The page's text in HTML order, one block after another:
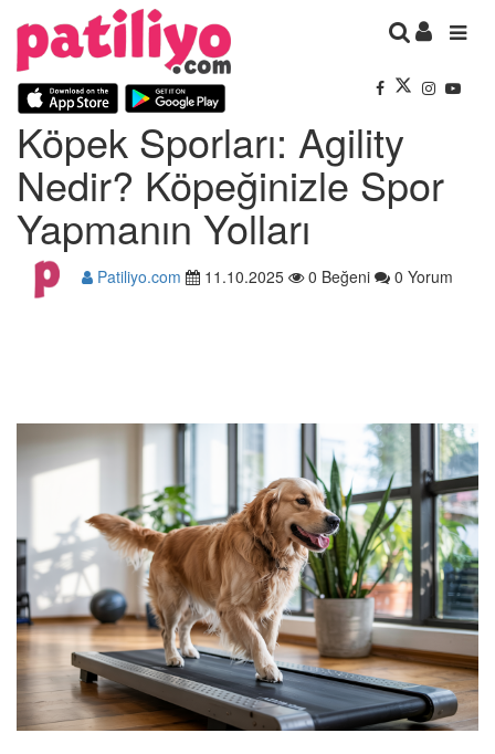
Köpek Sporları: Agility
Nedir? Köpeğinizle Spor
Yapmanın Yolları
Patiliyo.com 11.10.2025 0 Beğeni 0 Yorum